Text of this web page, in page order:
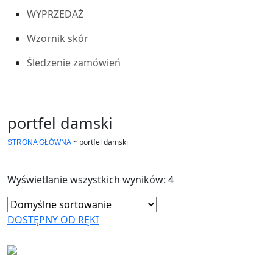
WYPRZEDAŻ
Wzornik skór
Śledzenie zamówień
portfel damski
STRONA GŁÓWNA ~ portfel damski
Wyświetlanie wszystkich wyników: 4
DOSTĘPNY OD RĘKI